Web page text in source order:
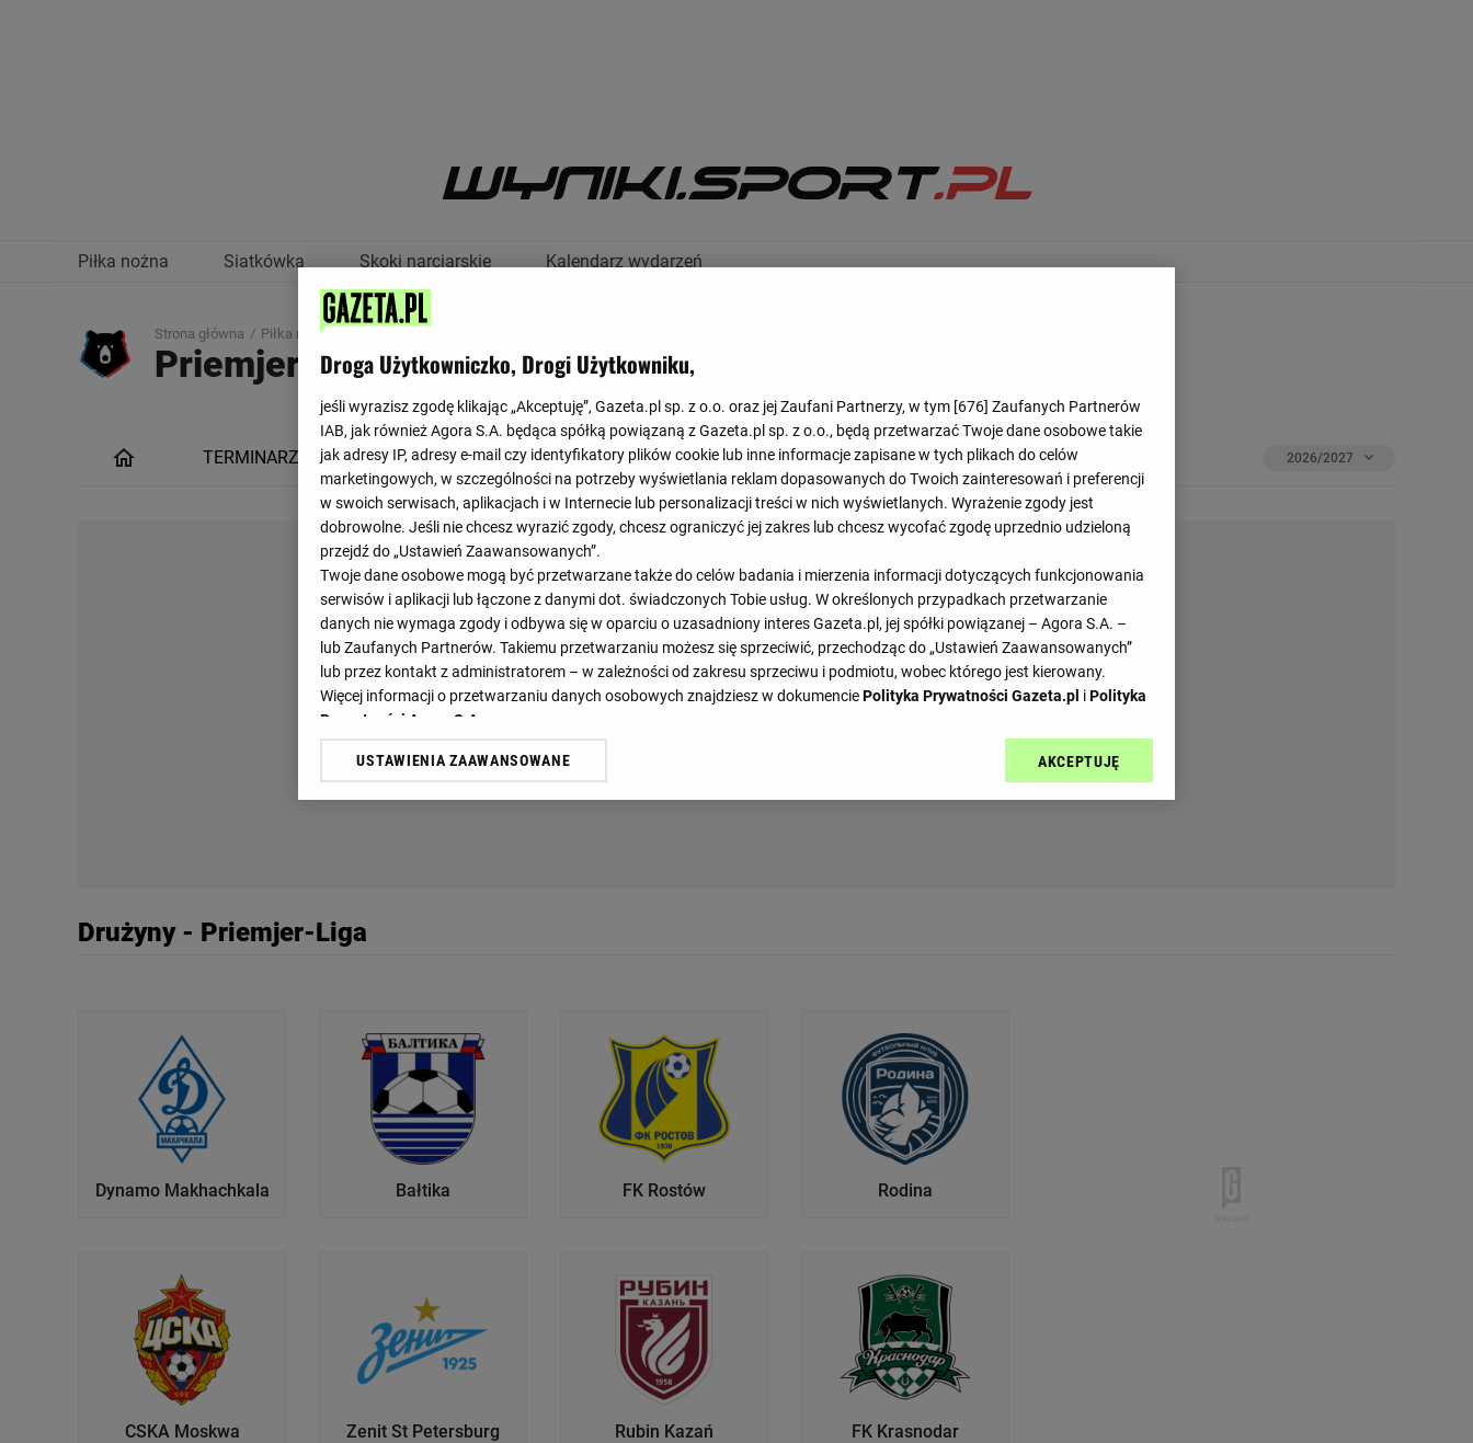
Piłka nożna Siatkówka Skoki narciarskie Kalendarz wydarzeń
Strona główna Piłka nożna /
Priemjer-Liga
TERMINARZ TABELA DRUŻYNY 2026/2027
Drużyny - Priemjer-Liga
Dynamo Makhachkala Bałtika FK Rostów Rodina
CSKA Moskwa Zenit St Petersburg Rubin Kazań FK Krasnodar
Droga Użytkowniczko, Drogi Użytkowniku,
jeśli wyrazisz zgodę klikając „Akceptuję”, Gazeta.pl sp. z o.o. oraz jej Zaufani Partnerzy, w tym [676] Zaufanych Partnerów
IAB, jak również Agora S.A. będąca spółką powiązaną z Gazeta.pl sp. z o.o., będą przetwarzać Twoje dane osobowe takie
jak adresy IP, adresy e-mail czy identyfikatory plików cookie lub inne informacje zapisane w tych plikach do celów
marketingowych, w szczególności na potrzeby wyświetlania reklam dopasowanych do Twoich zainteresowań i preferencji
w swoich serwisach, aplikacjach i w Internecie lub personalizacji treści w nich wyświetlanych. Wyrażenie zgody jest
dobrowolne. Jeśli nie chcesz wyrazić zgody, chcesz ograniczyć jej zakres lub chcesz wycofać zgodę uprzednio udzieloną
przejdź do „Ustawień Zaawansowanych”.
Twoje dane osobowe mogą być przetwarzane także do celów badania i mierzenia informacji dotyczących funkcjonowania
serwisów i aplikacji lub łączone z danymi dot. świadczonych Tobie usług. W określonych przypadkach przetwarzanie
danych nie wymaga zgody i odbywa się w oparciu o uzasadniony interes Gazeta.pl, jej spółki powiązanej – Agora S.A. –
lub Zaufanych Partnerów. Takiemu przetwarzaniu możesz się sprzeciwić, przechodząc do „Ustawień Zaawansowanych”
lub przez kontakt z administratorem – w zależności od zakresu sprzeciwu i podmiotu, wobec którego jest kierowany.
Więcej informacji o przetwarzaniu danych osobowych znajdziesz w dokumenciePolityka Prywatności Gazeta.pl iPolityka
Prywatności Agora S.A.
Klikając „Akceptuję” wyrażasz też zgodę na zainstalowanie i przechowywanie plików cookie Gazeta.pl sp. z o.o., jej
Użycie dokładnych danych geolokalizacyjnych. Aktywne skanowanie charakterystyki urządzenia do celów identyfikacji.
USTAWIENIA ZAAWANSOWANE AKCEPTUJĘ